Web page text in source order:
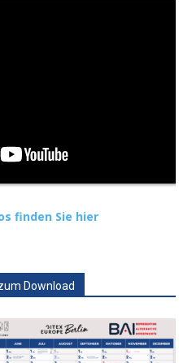
finden Sie hier
Download